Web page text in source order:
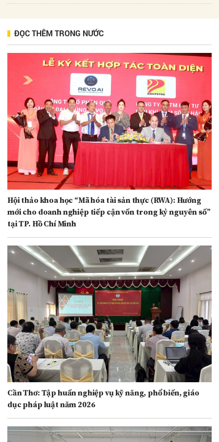
ĐỌC THÊM TRONG NƯỚC
Hội thảo khoa học “Mã hóa tài sản thực (RWA): Hướng
mới cho doanh nghiệp tiếp cận vốn trong kỷ nguyên số”
tại TP. Hồ Chí Minh
Cần Thơ: Tập huấn nghiệp vụ kỹ năng, phổ biến, giáo
dục pháp luật năm 2026